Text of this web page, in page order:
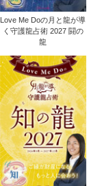
Love Me Doの月と龍が導
く守護龍占術 2027 闘の
龍